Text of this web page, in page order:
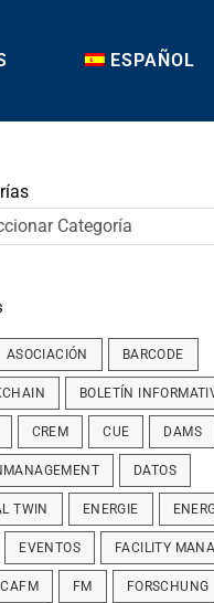
ESPAÑOL
Categoría
ASOCIACIÓN BARCODE
BOLETÍN
CREM CUE DAMS
DATOS
TWIN ENERGIE
EVENTOS FACILITY
FM FORSCHUNG